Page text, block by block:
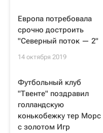
Европа потребовала
срочно достроить
"Северный поток — 2"
14 октября 2019
Футбольный клуб
"Твенте" поздравил
голландскую
конькобежку тер Морс
с золотом Игр